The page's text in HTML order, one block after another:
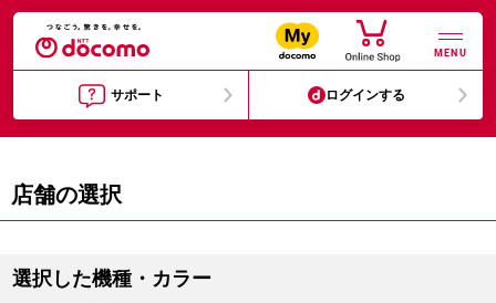
MENU
サポート ログインする
店舗の選択
選択した機種・カラー